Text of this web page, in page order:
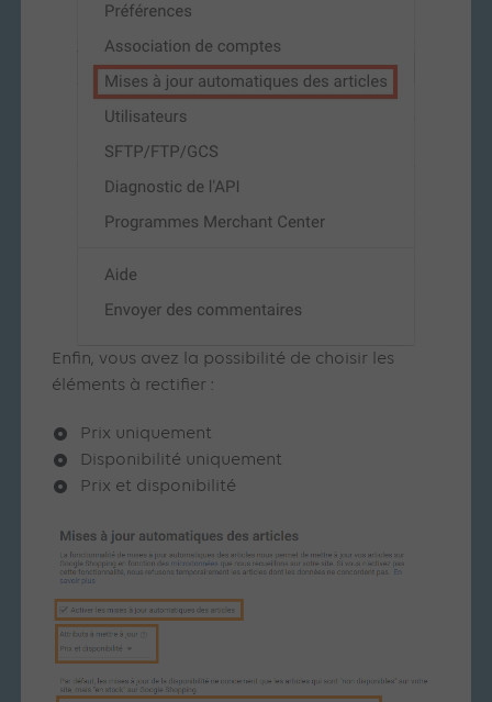
Enfin, vous avez la possibilité de choisir les
éléments à rectifier :
Prix uniquement
Disponibilité uniquement
Prix et disponibilité